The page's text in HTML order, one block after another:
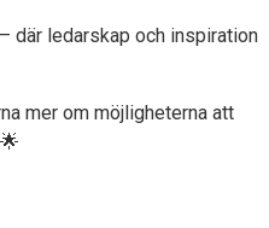
där ledarskap och inspiration
mer om möjligheterna att